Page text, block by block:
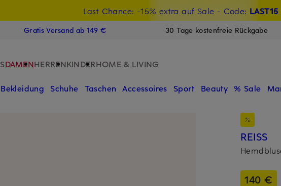
Last Chance: -15% extra auf Sale - Code: LAST15
15€-Willkommensgutschein mit Beyond sichern
Gratis Versand ab 149 € 30 Tage kostenfreie Rückgabe
DAMENHERRENKINDERHOME & LIVING
Bekleidung Schuhe Taschen Accessoires Sport Beauty % Sale
REISS
140 €